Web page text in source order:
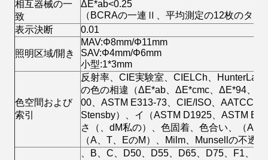
相互器械の一
致
ΔE*ab<0.25
（BCRAの一連Ⅱ、平均測定の12枚のタイ
表示決断
0.01
照明区域/開き
MAV:Φ8mm/Φ11mm
SAV:Φ4mm/Φ6mm
小型:1*3mm
色空間および
索引
反射率、CIE実験室、CIELCh、HunterLab
の色の相違（ΔE*ab、ΔE*cmc、ΔE*94、
00、ASTM E313-73、CIE/ISO、AATCCの
Stensby）、イ（ASTM D1925、ASTM
さ（、dM私の）、色固着、色合い、（
（A、T、EのM）、Milm、Munsellの不透
、B、C、D50、D55、D65、D75、F1、